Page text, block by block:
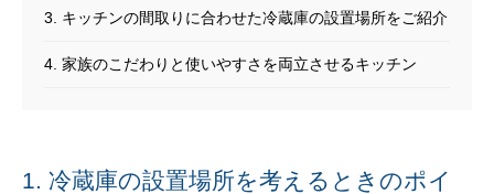
3. キッチンの間取りに合わせた冷蔵庫の設置場所をご紹介
4. 家族のこだわりと使いやすさを両立させるキッチン
1. 冷蔵庫の設置場所を考えるときのポイ